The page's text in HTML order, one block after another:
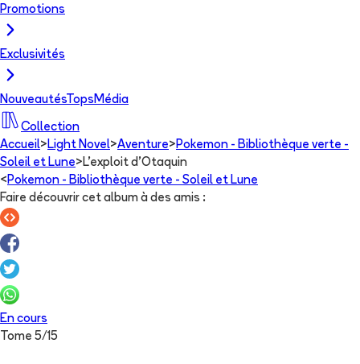
Promotions
Exclusivités
NouveautésTops Média
Collection
Accueil> Light Novel>Aventure> Pokemon - Bibliothèque verte -
Soleil et Lune> L'exploit d'Otaquin
< Pokemon - Bibliothèque verte - Soleil et Lune
Faire découvrir cet album à des amis :
En cours
Tome 5/15